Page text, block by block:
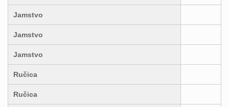
Jamstvo
Jamstvo
Jamstvo
Ručica
Ručica